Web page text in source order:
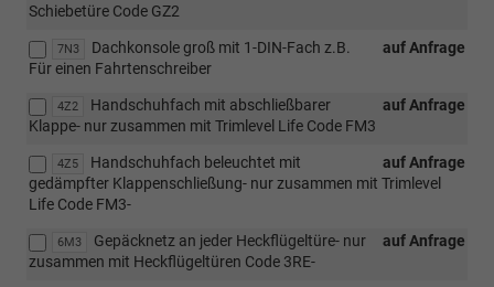
Schiebetüre Code GZ2
7N3 auf Anfrage
Dachkonsole groß mit 1-DIN-Fach z.B.
Für einen Fahrtenschreiber
4Z2 auf Anfrage
Handschuhfach mit abschließbarer
Klappe- nur zusammen mit Trimlevel Life Code FM3
4Z5 auf Anfrage
Handschuhfach beleuchtet mit
gedämpfter Klappenschließung- nur zusammen mit Trimlevel
Life Code FM3-
6M3 auf Anfrage
Gepäcknetz an jeder Heckflügeltüre- nur
zusammen mit Heckflügeltüren Code 3RE-